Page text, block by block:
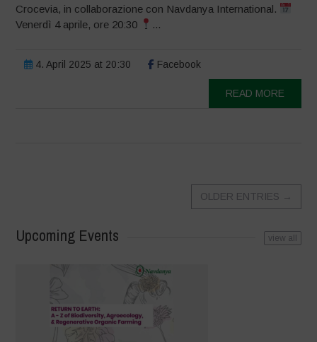
Crocevia, in collaborazione con Navdanya International.
Venerdì 4 aprile, ore 20:30
...
4. April 2025 at 20:30 Facebook
READ MORE
OLDER ENTRIES →
Upcoming Events view all